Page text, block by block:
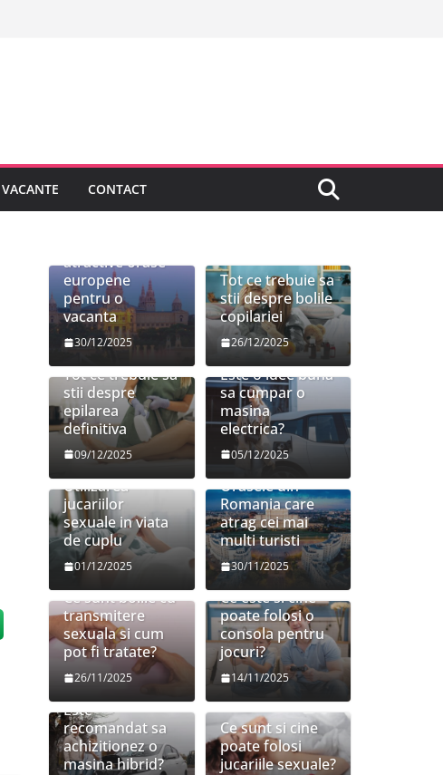
VACANTE CONTACT
atractive orase
europene
pentru o
vacanta
30/12/2025
Tot ce trebuie sa
stii despre bolile
copilariei
26/12/2025
Tot ce trebuie sa
stii despre
epilarea
definitiva
09/12/2025
Este o idee buna
sa cumpar o
masina
electrica?
05/12/2025
Utilizarea
jucariilor
sexuale in viata
de cuplu
01/12/2025
Orasele din
Romania care
atrag cei mai
multi turisti
30/11/2025
Ce sunt bolile cu
transmitere
sexuala si cum
pot fi tratate?
26/11/2025
Ce este si cine
poate folosi o
consola pentru
jocuri?
14/11/2025
Este
recomandat sa
achizitionez o
masina hibrid?
Ce sunt si cine
poate folosi
jucariile sexuale?